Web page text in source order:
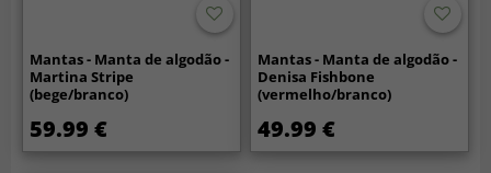
Mantas - Manta de algodão -
Martina Stripe
(bege/branco)
59.99 €
Mantas - Manta de algodão -
Denisa Fishbone
(vermelho/branco)
49.99 €